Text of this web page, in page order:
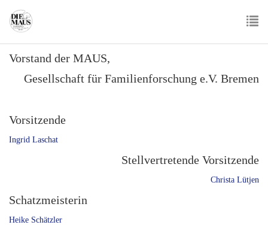
main
Vorstand der MAUS,
Gesellschaft für Familienforschung e.V. Bremen
Vorsitzende
Ingrid Laschat
Stellvertretende Vorsitzende
Christa Lütjen
Schatzmeisterin
Heike Schätzler